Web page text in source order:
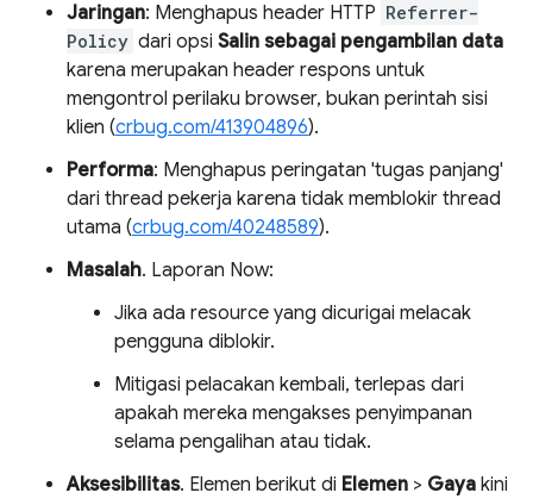
Jaringan: Menghapus header HTTP Referrer-
Policy dari opsi Salin sebagai pengambilan data
karena merupakan header respons untuk
mengontrol perilaku browser, bukan perintah sisi
klien (crbug.com/413904896).
Performa: Menghapus peringatan 'tugas panjang'
dari thread pekerja karena tidak memblokir thread
utama (crbug.com/40248589).
Masalah. Laporan Now:
Jika ada resource yang dicurigai melacak
pengguna diblokir.
Mitigasi pelacakan kembali, terlepas dari
apakah mereka mengakses penyimpanan
selama pengalihan atau tidak.
Aksesibilitas. Elemen berikut di Elemen > Gaya kini